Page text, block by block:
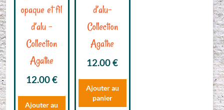
opaque et fil
d’alu –
Collection
Agathe
12.00€
Ajouter au
d’alu-
Collection
Agathe
12.00€
Ajouter au
panier